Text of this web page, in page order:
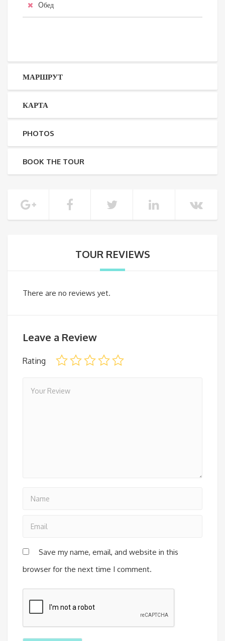
Oбед
МАРШРУТ
КАРТА
PHOTOS
BOOK THE TOUR
TOUR REVIEWS
There are no reviews yet.
Leave a Review
Rating
Save my name, email, and website in this
browser for the next time I comment.